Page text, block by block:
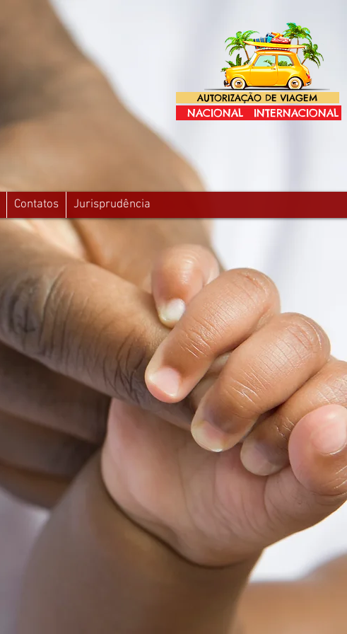
AUTORIZAÇÃO DE VIAGEM
NACIONAL INTERNACIONAL
Contatos Jurisprudência